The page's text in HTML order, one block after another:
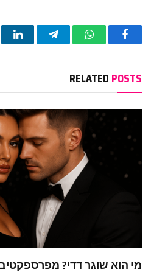
Facebook
WhatsApp
Telegram
RELATED POSTS
מי הוא שוגר דדי?